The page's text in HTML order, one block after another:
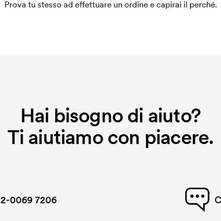
Prova tu stesso ad effettuare un ordine e capirai il perché.
Hai bisogno di aiuto?
Ti aiutiamo con piacere.
0069 7206